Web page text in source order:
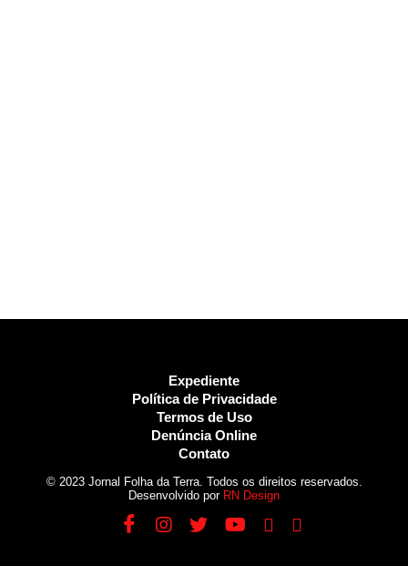
Expediente
Política de Privacidade
Termos de Uso
Denúncia Online
Contato
© 2023 Jornal Folha da Terra. Todos os direitos reservados.
Desenvolvido por RN Design